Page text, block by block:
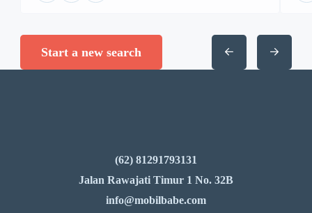
Start a new search
(62) 81291793131
Jalan Rawajati Timur 1 No. 32B
info@mobilbabe.com